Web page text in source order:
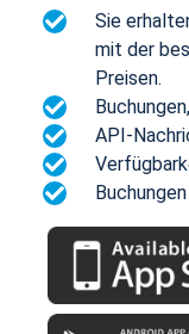
Sie
mit der
Preisen.
API-